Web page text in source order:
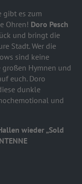
gibt es zum
Ohren! Doro Pesch
und bringt die
Stadt. Wer die
sind keine
großen Hymnen und
euch. Doro
dunkle
und
wieder „Sold